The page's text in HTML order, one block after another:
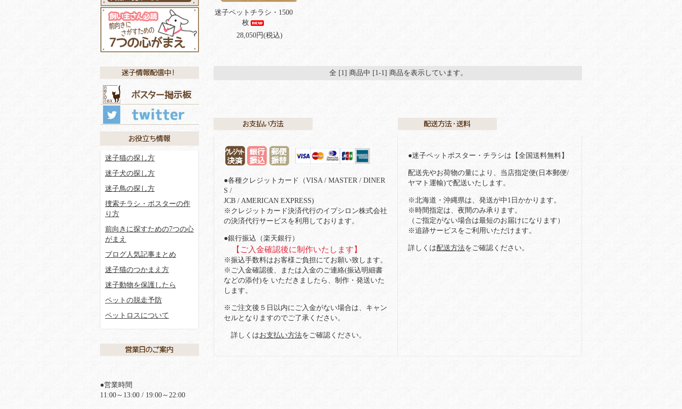
迷子猫の探し方
迷子犬の探し方
迷子鳥の探し方
捜索チラシ・ポスターの作
り方
前向きに探すための7つの心
がまえ
ブログ人気記事まとめ
迷子猫のつかまえ方
迷子動物を保護したら
ペットの脱走予防
ペットロスについて
●営業時間
11:00～13:00 / 19:00～22:00
迷子ペットチラシ・1500
枚
28,050円(税込)
全 [1] 商品中 [1-1] 商品を表示しています。
●各種クレジットカード（VISA / MASTER / DINER
S /
JCB / AMERICAN EXPRESS)
※クレジットカード決済代行のイプシロン株式会社
の決済代行サービスを利用しております。
●銀行振込（楽天銀行）
【ご入金確認後に制作いたします】
※振込手数料はお客様ご負担にてお願い致します。
※ご入金確認後、または入金のご連絡(振込明細書
などの添付)を いただきましたら、制作・発送いた
します。
※ご注文後５日以内にご入金がない場合は、キャン
セルとなりますのでご了承ください。
詳しくはお支払い方法をご確認ください。
●迷子ペットポスター・チラシは【全国送料無料】
配送先やお荷物の量により、当店指定便(日本郵便/
ヤマト運輸)で配送いたします。
※北海道・沖縄県は、発送が中1日かかります。
※時間指定は、夜間のみ承ります。
（ご指定がない場合は最短のお届けになります）
※追跡サービスをご利用いただけます。
詳しくは配送方法をご確認ください。